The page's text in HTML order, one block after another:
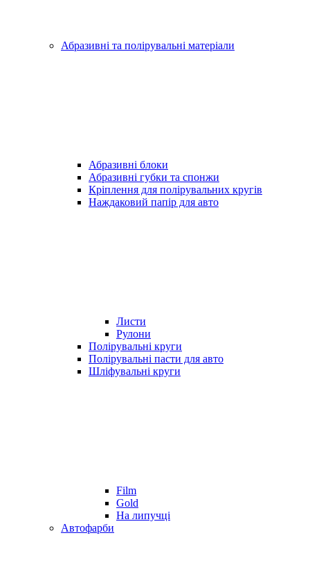
Абразивні та полірувальні матеріали
Абразивні блоки
Абразивні губки та спонжи
Кріплення для полірувальних кругів
Наждаковий папір для авто
Листи
Рулони
Полірувальні круги
Полірувальні пасти для авто
Шліфувальні круги
Film
Gold
На липучці
Автофарби